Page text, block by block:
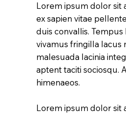
Lorem ipsum dolor sit
ex sapien vitae
duis convallis.
vivamus fringilla lacus
malesuada lacinia
aptent taciti sociosqu.
himenaeos.
Lorem ipsum dolor sit